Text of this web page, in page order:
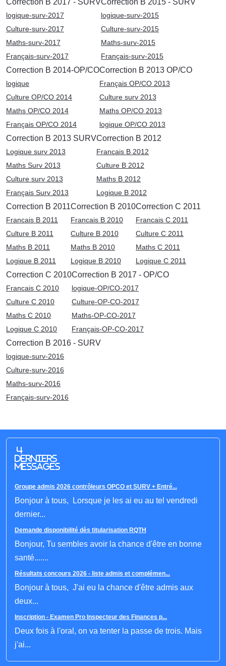
Correction B 2017 - SURV
logique-surv-2017
Culture-surv-2017
Maths-surv-2017
Français-surv-2017
Correction B 2015 - SURV
logique-surv-2015
Culture-surv-2015
Maths-surv-2015
Français-surv-2015
Correction B 2014-OP/CO
logique
Culture OP/CO 2014
Maths OP/CO 2014
Français OP/CO 2014
Correction B 2013 OP/CO
Français OP/CO 2013
Culture surv 2013
Maths OP/CO 2013
logique OP/CO 2013
Correction B 2013 SURV
Logique surv 2013
Maths Surv 2013
Culture surv 2013
Français Surv 2013
Correction B 2012
Francais B 2012
Culture B 2012
Maths B 2012
Logique B 2012
Correction B 2011
Francais B 2011
Culture B 2011
Maths B 2011
Logique B 2011
Correction B 2010
Francais B 2010
Culture B 2010
Maths B 2010
Logique B 2010
Correction C 2011
Francais C 2011
Culture C 2011
Maths C 2011
Logique C 2011
Correction C 2010
Francais C 2010
Culture C 2010
Maths C 2010
Logique C 2010
Correction B 2017 - OP/CO
logique-OP/CO-2017
Culture-OP-CO-2017
Maths-OP-CO-2017
Français-OP-CO-2017
Correction B 2016 - SURV
logique-surv-2016
Culture-surv-2016
Maths-surv-2016
Français-surv-2016
4
derniers
messages
Groupe admis 2026 contrôleurs OPCO et SURV + Entré...
Bonjour à tous, Lorsque je les ai eu au tel vendredi
dernier...
Demande disponibilité dès titularisation RQTH
Bonjour, Tu sembles avoir la chance d'être en bonne
santé.......
Résultats concours 2026 - liste admis et complémen...
Bonjour à tous, J'ai eu la chance d'être admis aux
deux...
Inscription - Examen Pro Inspecteur des Finances p...
Deux fois à l'oral, on va tenter la passe de trois. Mais
j'ai...